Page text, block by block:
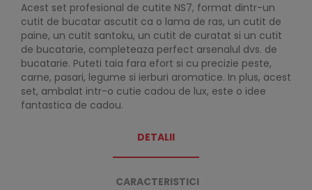
Acest set profesional de cutite NS7, format dintr-un
cutit de bucatar ascutit ca o lama de ras, un cutit de
paine, un cutit santoku, un cutit de curatat si un cutit
de bucatarie, completeaza perfect arsenalul dvs. de
bucatarie. Puteti taia fara efort si cu precizie peste,
carne, pasari, legume si ierburi aromatice. In plus, acest
set, ambalat intr-o cutie cadou de lux, este o idee
fantastica de cadou.
DETALII
CARACTERISTICI